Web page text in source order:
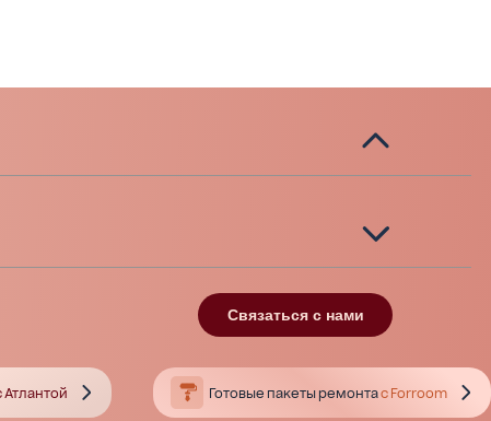
Связаться с нами
Атлантой Готовые пакеты ремонтас Forroom